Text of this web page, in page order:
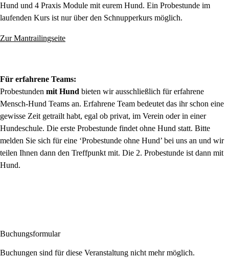
Hund und 4 Praxis Module mit eurem Hund. Ein Probestunde im
laufenden Kurs ist nur über den Schnupperkurs möglich.
Zur Mantrailingseite
Für erfahrene Teams:
Probestunden mit Hund bieten wir ausschließlich für erfahrene
Mensch-Hund Teams an. Erfahrene Team bedeutet das ihr schon eine
gewisse Zeit getrailt habt, egal ob privat, im Verein oder in einer
Hundeschule. Die erste Probestunde findet ohne Hund statt. Bitte
melden Sie sich für eine ‘Probestunde ohne Hund’ bei uns an und wir
teilen Ihnen dann den Treffpunkt mit. Die 2. Probestunde ist dann mit
Hund.
Buchungsformular
Buchungen sind für diese Veranstaltung nicht mehr möglich.